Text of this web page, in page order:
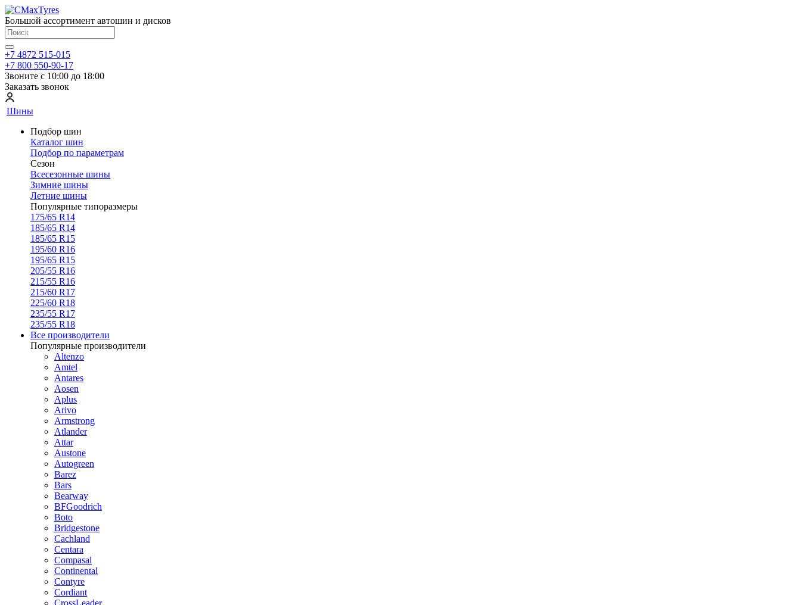
Большой ассортимент автошин и дисков
+7 4872 515-015
+7 800 550-90-17
Звоните с 10:00 до 18:00
Заказать звонок
Шины
Подбор шин
Каталог шин
Подбор по параметрам
Сезон
Всесезонные шины
Зимние шины
Летние шины
Популярные типоразмеры
175/65 R14
185/65 R14
185/65 R15
195/60 R16
195/65 R15
205/55 R16
215/55 R16
215/60 R17
225/60 R18
235/55 R17
235/55 R18
Все производители
Популярные производители
Altenzo
Amtel
Antares
Aosen
Aplus
Arivo
Armstrong
Atlander
Attar
Austone
Autogreen
Barez
Bars
Bearway
BFGoodrich
Boto
Bridgestone
Cachland
Centara
Compasal
Continental
Contyre
Cordiant
CrossLeader